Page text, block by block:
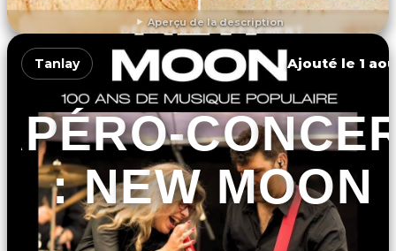
Aperçu de la description
DÉCOUVRIR L'ÉVÉNEMENT
Tanlay Ajouté le 1
: NEW MOON